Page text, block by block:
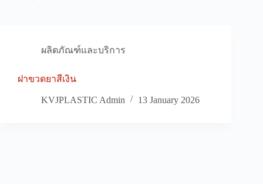
ผลิตภัณฑ์และบริการ
ฝาขวดยาสีเงิน
KVJPLASTIC Admin 13 January 2026